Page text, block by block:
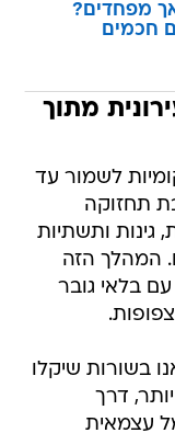
מפחדים?
חכמים
מתוך
לשמור עד
תחזוקה
גינות ותשתיות
המהלך הזה
בלאי גובר
בשורות שיקלו
דרך
עצמאית